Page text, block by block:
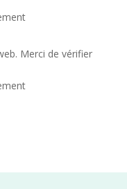
Merci de vérifier